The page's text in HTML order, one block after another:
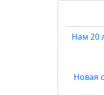
Нам 20
Новая